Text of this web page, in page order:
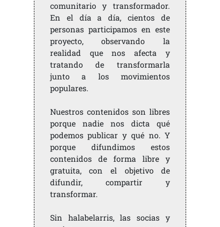
comunitario y transformador.
En el día a día, cientos de
personas participamos en este
proyecto, observando la
realidad que nos afecta y
tratando de transformarla
junto a los movimientos
populares.
Nuestros contenidos son libres
porque nadie nos dicta qué
podemos publicar y qué no. Y
porque difundimos estos
contenidos de forma libre y
gratuita, con el objetivo de
difundir, compartir y
transformar.
Sin halabelarris, las socias y